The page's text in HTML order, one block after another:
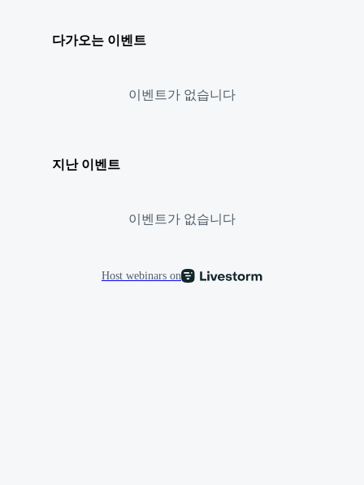
다가오는 이벤트
이벤트가 없습니다
지난 이벤트
이벤트가 없습니다
Host webinars on